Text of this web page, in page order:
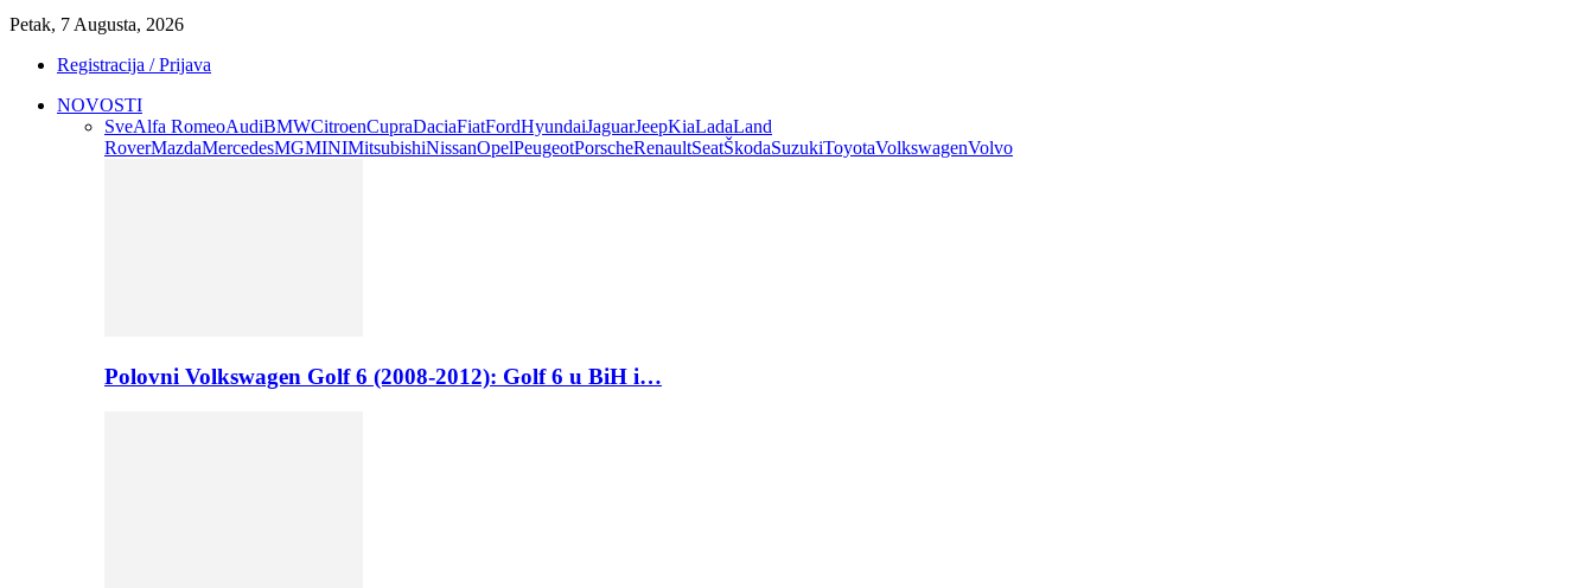
Petak, 7 Augusta, 2026
Registracija / Prijava
NOVOSTI
SveAlfa RomeoAudiBMWCitroenCupraDaciaFiatFordHyundaiJaguarJeepKiaLadaLand
RoverMazdaMercedesMGMINIMitsubishiNissanOpelPeugeotPorscheRenaultSeatŠkodaSuzukiToyotaVolkswagenVolvo
Polovni Volkswagen Golf 6 (2008-2012): Golf 6 u BiH i…